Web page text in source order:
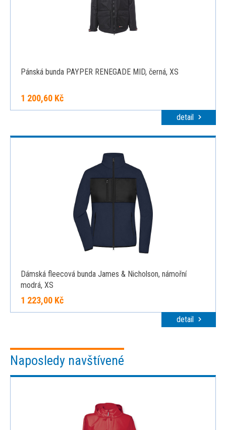
Pánská bunda PAYPER RENEGADE MID, černá, XS
1 200,60 Kč
detail
Dámská fleecová bunda James & Nicholson, námořní
modrá, XS
1 223,00 Kč
detail
Naposledy navštívené